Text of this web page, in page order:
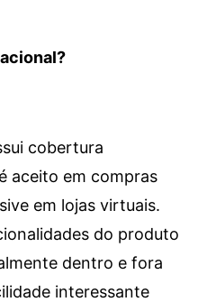
cobertura
aceito em compras
em lojas virtuais.
do produto
dentro e fora
interessante